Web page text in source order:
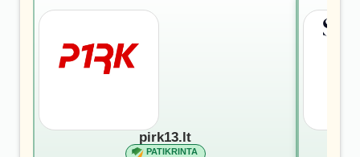
pirk13.lt
PATIKRINTA